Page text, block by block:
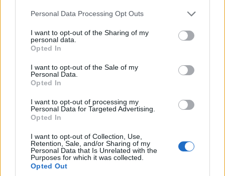
Please note that this website/app uses one or more Google
not limited to your visit or usage behaviour. You may click to
grant or deny consent to Google and its third-party tags to
use your data for below specified purposes in below Google
consent section.
Personal Data Processing Opt Outs
I want to opt-out of the Sharing of my
personal data.
Opted In
I want to opt-out of the Sale of my
Personal Data.
Opted In
I want to opt-out of processing my
Personal Data for Targeted Advertising.
Opted In
I want to opt-out of Collection, Use,
Retention, Sale, and/or Sharing of my
Personal Data that Is Unrelated with the
Purposes for which it was collected.
Opted Out
ΠΟΛΙΤΙΚΑ - ΜΙΚΡΑΣΙΑΤΙΚΑ
«Άγιε μου Παντελέημονα»: Το τραγούδι της
Ερυθραίας που έγινε καημός της προσφυγιάς
27/07/2026 - 1:03μμ